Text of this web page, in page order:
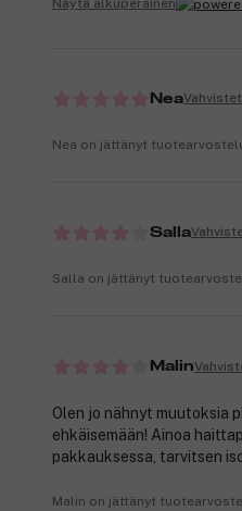
Näytä alkuperäinen
Nea
Nea on jättänyt
Salla
Salla on jättänyt
Malin
Olen jo nähnyt muutoksia
ehkäisemään! Ainoa
pakkauksessa, tarvitsen
Malin on jättänyt